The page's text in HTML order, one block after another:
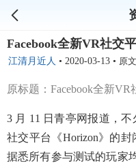
Facebook全新VR社交
江清月近人 • 2020-03-13 • 原
原标题：Facebook全新
3 月 11 日青亭网报道，不
社交平台《Horizon》的封
据悉所有参与测试的玩家